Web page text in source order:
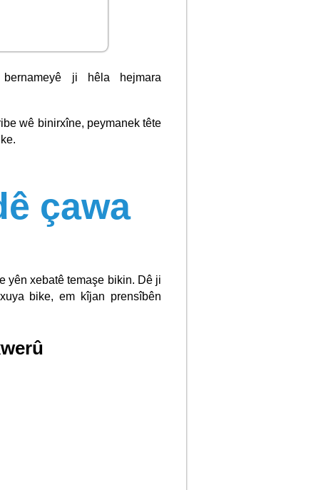
ji hêla hejmara
wê binirxîne, peymanek tête
çawa
yên xebatê temaşe bikin. Dê ji
bike, em kîjan prensîbên